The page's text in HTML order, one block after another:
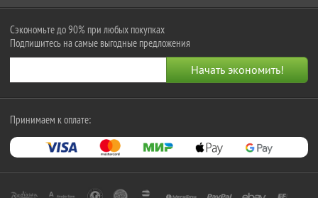
Сэкономьте до 90% при любых покупках
Подпишитесь на самые выгодные предложения
Принимаем к оплате: